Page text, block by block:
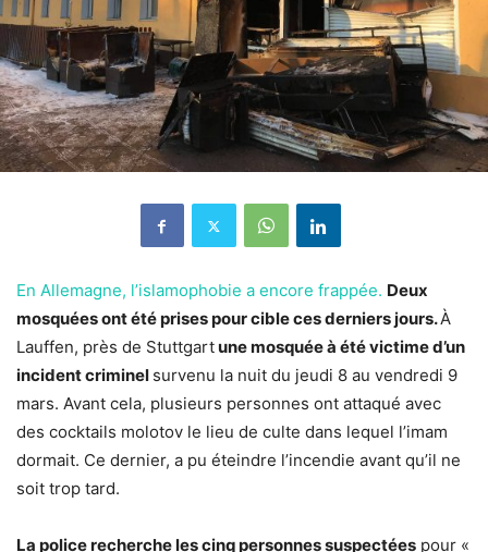
En Allemagne, l’islamophobie a encore frappée. Deux
mosquées ont été prises pour cible ces derniers jours.À
Lauffen, près de Stuttgartune mosquée à été victime d’un
incident criminel survenu la nuit du jeudi 8 au vendredi 9
mars. Avant cela, plusieurs personnes ont attaqué avec
des cocktails molotov le lieu de culte dans lequel l’imam
dormait. Ce dernier, a pu éteindre l’incendie avant qu’il ne
soit trop tard.
La police recherche les cinq personnes suspectées pour «